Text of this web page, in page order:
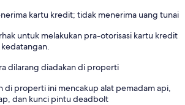
kartu kredit; tidak menerima uang tunai
untuk melakukan pra-otorisasi kartu kredit
dilarang diadakan di properti
di properti ini mencakup alat pemadam api,
dan kunci pintu deadbolt